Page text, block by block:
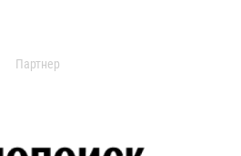
Партнер